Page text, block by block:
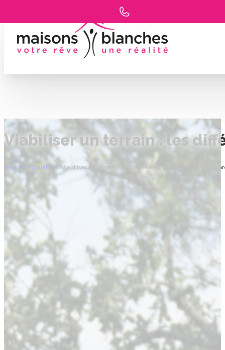
Viabiliser un terrain : les
Accueil Actualités/Viabiliser un terrain : les différentes étapes et les frais à